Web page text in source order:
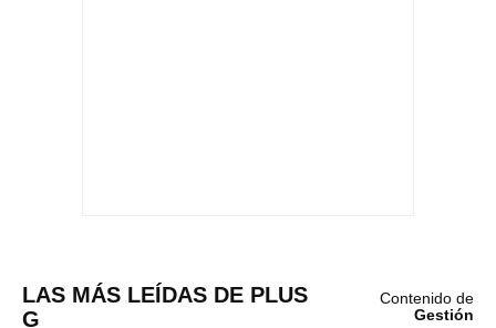
LAS MÁS LEÍDAS DE PLUS
G
Contenido de
Gestión